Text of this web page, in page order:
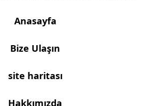
Anasayfa
Bize Ulaşın
site haritası
Hakkımızda